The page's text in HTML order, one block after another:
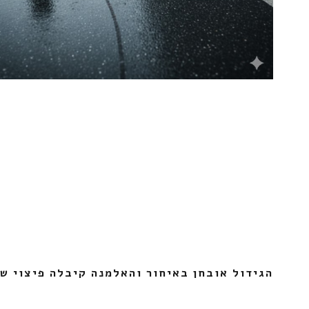
הגידול אובחן באיחור והאלמנה קיבלה פיצוי של 1.3 מיליון